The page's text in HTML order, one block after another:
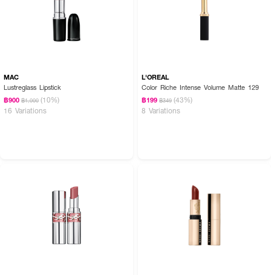
MAC
Lustreglass Lipstick
฿900 ฿1,000 (10%)
16 Variations
L'OREAL
Color Riche Intense Volume Matte 129
฿199 ฿349 (43%)
8 Variations